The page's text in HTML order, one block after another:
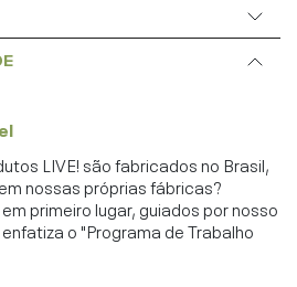
LIVE! são fabricados no Brasil,
nossas próprias fábricas?
primeiro lugar, guiados por nosso
o "Programa de Trabalho